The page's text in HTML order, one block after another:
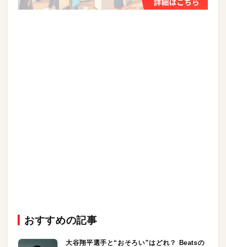
おすすめの記事
大谷翔平選手と“おそろい”はどれ？ Beatsの